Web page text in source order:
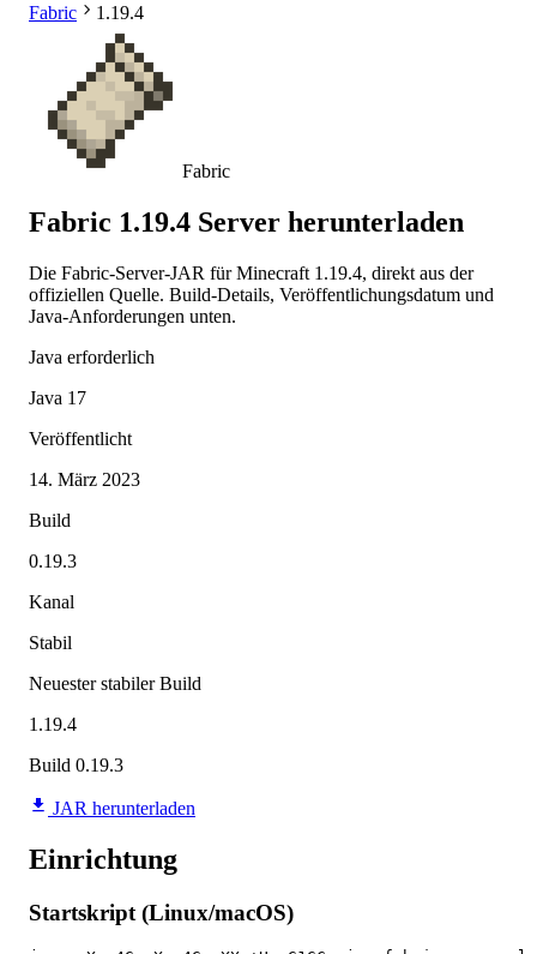
Fabric
1.19.4
Fabric
Fabric 1.19.4 Server herunterladen
Die Fabric-Server-JAR für Minecraft 1.19.4, direkt aus der
offiziellen Quelle. Build-Details, Veröffentlichungsdatum und
Java-Anforderungen unten.
Java erforderlich
Java 17
Veröffentlicht
14. März 2023
Build
0.19.3
Kanal
Stabil
Neuester stabiler Build
1.19.4
Build 0.19.3
JAR herunterladen
Einrichtung
Startskript (Linux/macOS)